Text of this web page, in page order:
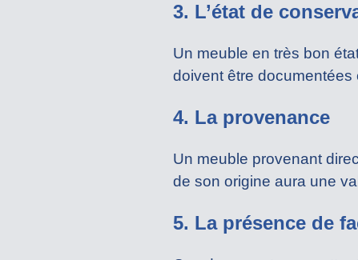
3. L’état de
Un meuble en très bon
doivent être documentées
4. La provenance
Un meuble provenant
de son origine aura une
5. La présence de